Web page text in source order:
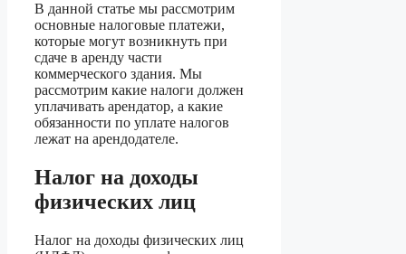
В данной статье мы рассмотрим
основные налоговые платежи,
которые могут возникнуть при
сдаче в аренду части
коммерческого здания. Мы
рассмотрим какие налоги должен
уплачивать арендатор, а какие
обязанности по уплате налогов
лежат на арендодателе.
Налог на доходы
физических лиц
Налог на доходы физических лиц